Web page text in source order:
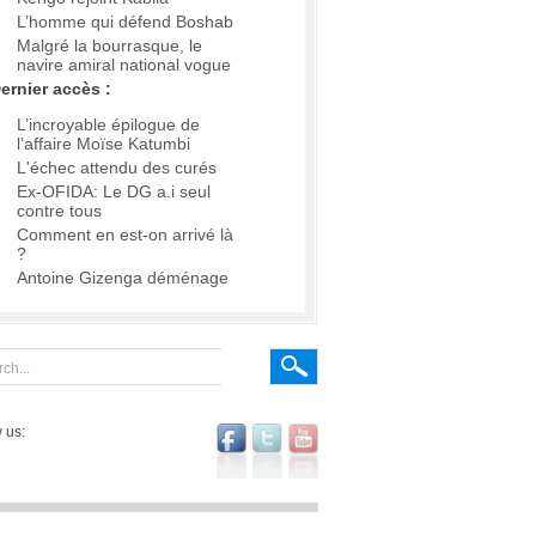
L’homme qui défend Boshab
Malgré la bourrasque, le
navire amiral national vogue
accès :
L’incroyable épilogue de
l’affaire Moïse Katumbi
L'échec attendu des curés
Ex-OFIDA: Le DG a.i seul
contre tous
Comment en est-on arrivé là
?
Antoine Gizenga déménage
us: